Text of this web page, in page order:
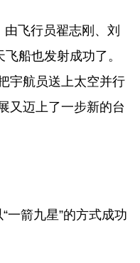
飞行员翟志刚、刘
船也发射成功了。
宇航员送上太空并行
又迈上了一步新的台
一箭九星”的方式成功